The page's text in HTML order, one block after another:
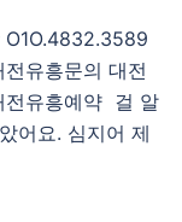
O1O.4832.3589
유흥문의 대전
전유흥예약 걸 알
어요. 심지어 제